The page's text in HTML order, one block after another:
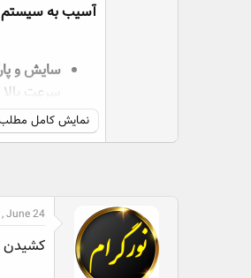
آسیب به سیستم
سایش و
سرعت
گرمای بیش
و خطوط
نمایش کامل
June 24
کشیدن